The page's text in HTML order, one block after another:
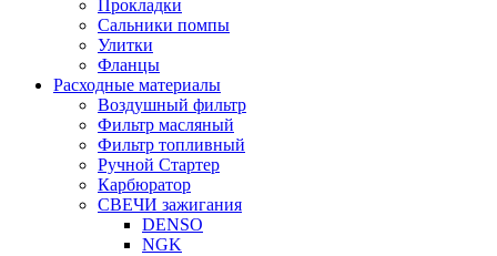
Прокладки
Сальники помпы
Улитки
Фланцы
Расходные материалы
Воздушный фильтр
Фильтр масляный
Фильтр топливный
Ручной Стартер
Карбюратор
СВЕЧИ зажигания
DENSO
NGK